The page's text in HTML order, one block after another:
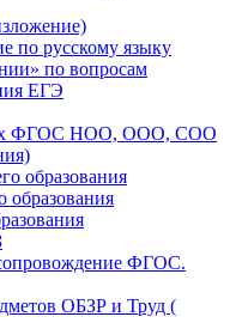
по русскому языку
по вопросам
ЕГЭ
ФГОС НОО, ООО, СОО
образования
ФГОС.
ОБЗР и Труд (